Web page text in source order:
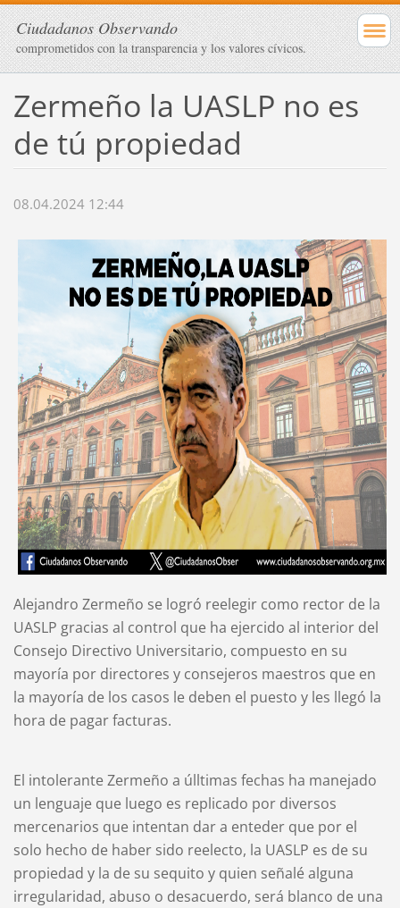
Ciudadanos Observando
comprometidos con la transparencia y los valores cívicos.
Zermeño la UASLP no es
de tú propiedad
08.04.2024 12:44
Alejandro Zermeño se logró reelegir como rector de la
UASLP gracias al control que ha ejercido al interior del
Consejo Directivo Universitario, compuesto en su
mayoría por directores y consejeros maestros que en
la mayoría de los casos le deben el puesto y les llegó la
hora de pagar facturas.
El intolerante Zermeño a úlltimas fechas ha manejado
un lenguaje que luego es replicado por diversos
mercenarios que intentan dar a enteder que por el
solo hecho de haber sido reelecto, la UASLP es de su
propiedad y la de su sequito y quien señalé alguna
irregularidad, abuso o desacuerdo, será blanco de una